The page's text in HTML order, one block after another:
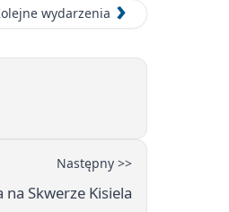
wydarzenia
Następny >>
Skwerze Kisiela